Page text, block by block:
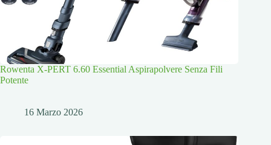
Rowenta X-PERT 6.60 Essential Aspirapolvere Senza Fili
Potente
16 Marzo 2026